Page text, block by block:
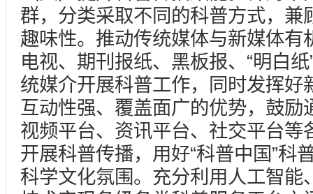
群，分类采取不同的科普方式，兼
趣味性。推动传统媒体与新媒体有
电视、期刊报纸、黑板报、“明白
统媒介开展科普工作，同时发挥好
互动性强、覆盖面广的优势，鼓励
视频平台、资讯平台、社交平台等
开展科普传播，用好“科普中国”科
科学文化氛围。充分利用人工智能